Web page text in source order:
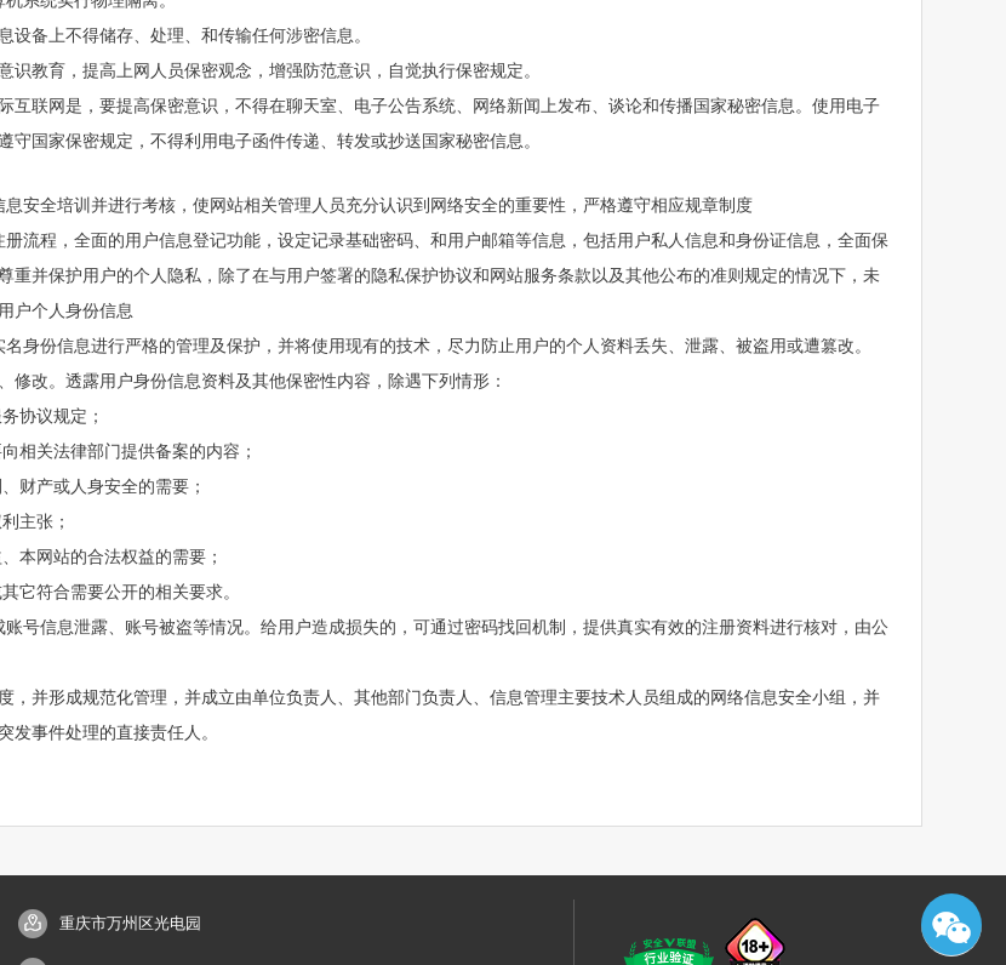
设备上不得储存、处理、和传输任何涉密信息。
识教育，提高上网人员保密观念，增强防范意识，自觉执行保密规定。
互联网是，要提高保密意识，不得在聊天室、电子公告系统、网络新闻上发布、谈论和传播国家秘密信息。使用电子
守国家保密规定，不得利用电子函件传递、转发或抄送国家秘密信息。
安全培训并进行考核，使网站相关管理人员充分认识到网络安全的重要性，严格遵守相应规章制度
流程，全面的用户信息登记功能，设定记录基础密码、和用户邮箱等信息，包括用户私人信息和身份证信息，全面保
重并保护用户的个人隐私，除了在与用户签署的隐私保护协议和网站服务条款以及其他公布的准则规定的情况下，未
户个人身份信息
身份信息进行严格的管理及保护，并将使用现有的技术，尽力防止用户的个人资料丢失、泄露、被盗用或遭篡改。
修改。透露用户身份信息资料及其他保密性内容，除遇下列情形：
协议规定；
相关法律部门提供备案的内容；
财产或人身安全的需要；
主张；
本网站的合法权益的需要；
它符合需要公开的相关要求。
号信息泄露、账号被盗等情况。给用户造成损失的，可通过密码找回机制，提供真实有效的注册资料进行核对，由公
，并形成规范化管理，并成立由单位负责人、其他部门负责人、信息管理主要技术人员组成的网络信息安全小组，并
发事件处理的直接责任人。
重庆市万州区光电园